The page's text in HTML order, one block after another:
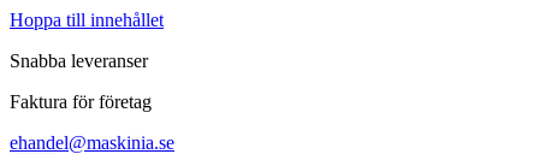
Hoppa till innehållet
Snabba leveranser
Faktura för företag
ehandel@maskinia.se